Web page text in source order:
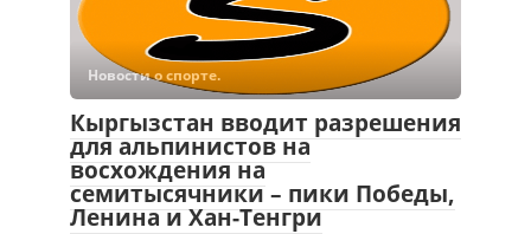
Новости о спорте.
Кыргызстан вводит разрешения
для альпинистов на
восхождения на
семитысячники – пики Победы,
Ленина и Хан-Тенгри